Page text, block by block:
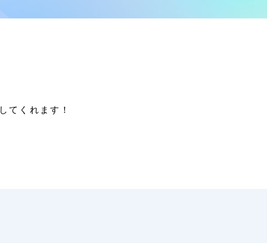
てくれます！